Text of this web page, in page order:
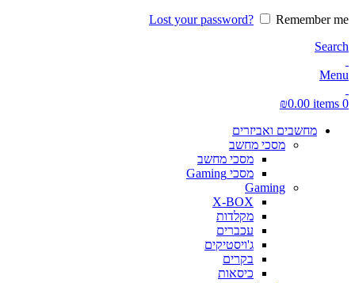
Lost your password?
Remember me
Search
Menu
0
items
₪0.00
מחשבים ואביזרים
מסכי מחשב
מסכי מחשב
מסכי Gaming
Gaming
X-BOX
מקלדות
עכברים
ג'ויסטיקים
בקרים
כיסאות